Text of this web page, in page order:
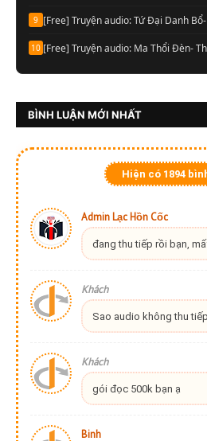
9 [Free] Truyện audio: Tứ Đại Danh
10
BÌNH LUẬN MỚI NHẤT
Hiện có 1894
Admin Lạc Hồn Cốc
đang thu tiếp rồi bạn,
Khách
Sao audio không thu
Khách
gói đọc 500k bạn ạ
Binh